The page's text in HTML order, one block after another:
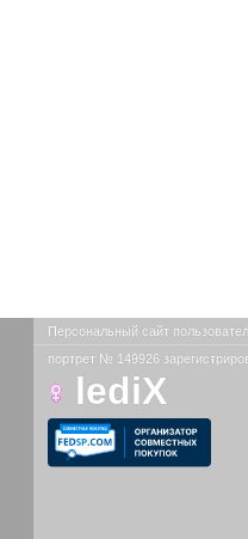
Персональный сайт
портрет № 149926
lediX